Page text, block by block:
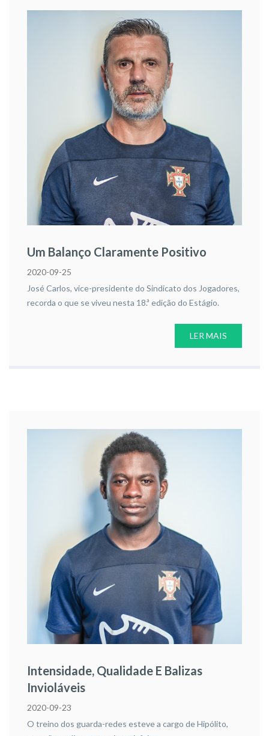
Um Balanço Claramente Positivo
2020-09-25
José Carlos, vice-presidente do Sindicato dos Jogadores,
recorda o que se viveu nesta 18.ª edição do Estágio.
LER MAIS
Intensidade, Qualidade E Balizas
Invioláveis
2020-09-23
O treino dos guarda-redes esteve a cargo de Hipólito,